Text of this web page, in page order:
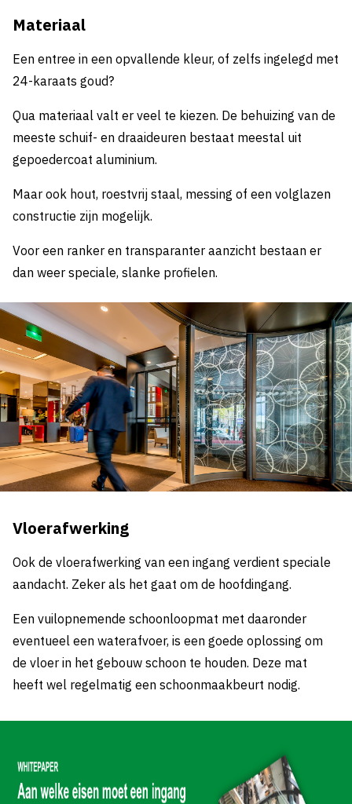
Materiaal
Een entree in een opvallende kleur, of zelfs ingelegd met
24-karaats goud?
Qua materiaal valt er veel te kiezen. De behuizing van de
meeste schuif- en draaideuren bestaat meestal uit
gepoedercoat aluminium.
Maar ook hout, roestvrij staal, messing of een volglazen
constructie zijn mogelijk.
Voor een ranker en transparanter aanzicht bestaan er
dan weer speciale, slanke profielen.
Vloerafwerking
Ook de vloerafwerking van een ingang verdient speciale
aandacht. Zeker als het gaat om de hoofdingang.
Een vuilopnemende schoonloopmat met daaronder
eventueel een waterafvoer, is een goede oplossing om
de vloer in het gebouw schoon te houden. Deze mat
heeft wel regelmatig een schoonmaakbeurt nodig.